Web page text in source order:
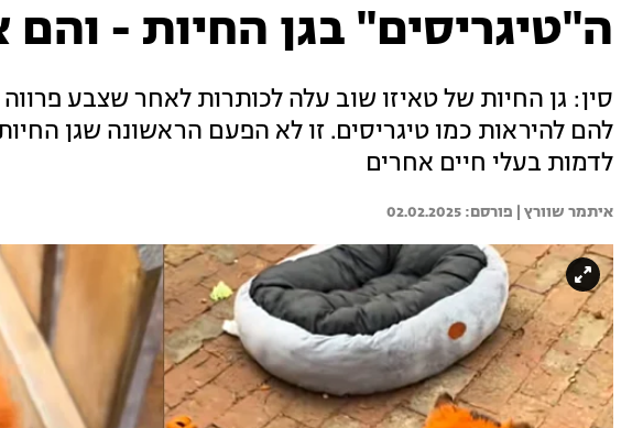
ה"טיגריסים" בגן החיות - והם
סין: גן החיות של טאיזו שוב עלה לכותרות לאחר שצבע פרווה
להם להיראות כמו טיגריסים. זו לא הפעם הראשונה שגן
לדמות בעלי חיים אחרים
איתמר שוורץ | 02.02.2025